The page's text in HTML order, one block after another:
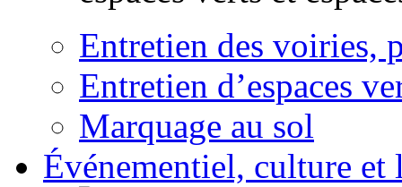
Entretien des voiries,
Entretien d’espaces
Marquage au sol
Événementiel, culture et